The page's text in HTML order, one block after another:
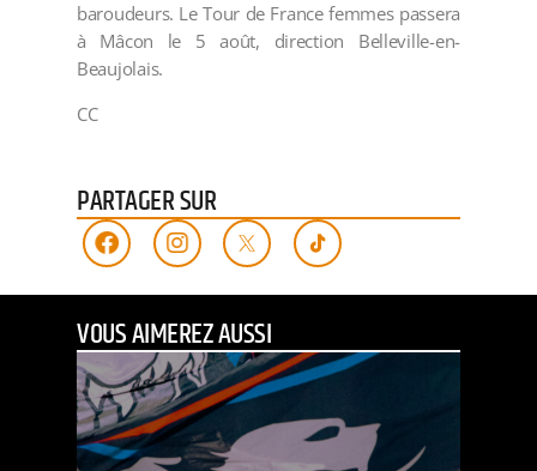
baroudeurs. Le Tour de France femmes passera
à Mâcon le 5 août, direction Belleville-en-
Beaujolais.
CC
PARTAGER SUR
VOUS AIMEREZ AUSSI